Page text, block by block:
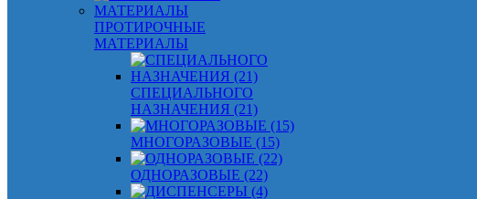
ПРОТИРОЧНЫЕ
МАТЕРИАЛЫ
СПЕЦИАЛЬНОГО
НАЗНАЧЕНИЯ (21)
МНОГОРАЗОВЫЕ (15)
ОДНОРАЗОВЫЕ (22)